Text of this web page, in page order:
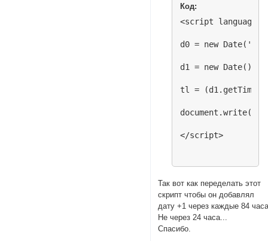
Код:
<script
d0 = new
d1 = new Date();
tl =
</script>
Так вот как переделать этот
скрипт чтобы он добавлял
дату +1 через каждые 84
Не через 24 часа...
Спасибо.